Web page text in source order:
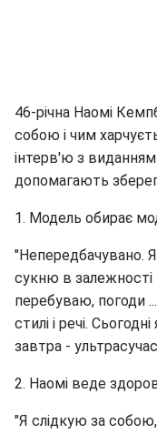
46-річна Наомі
собою і чим
інтерв'ю з виданням
допомагають
1. Модель обирає
"Непередбачувано.
сукню в залежності
перебуваю, погоди
стилі і речі.
завтра -
2. Наомі веде
"Я слідкую за